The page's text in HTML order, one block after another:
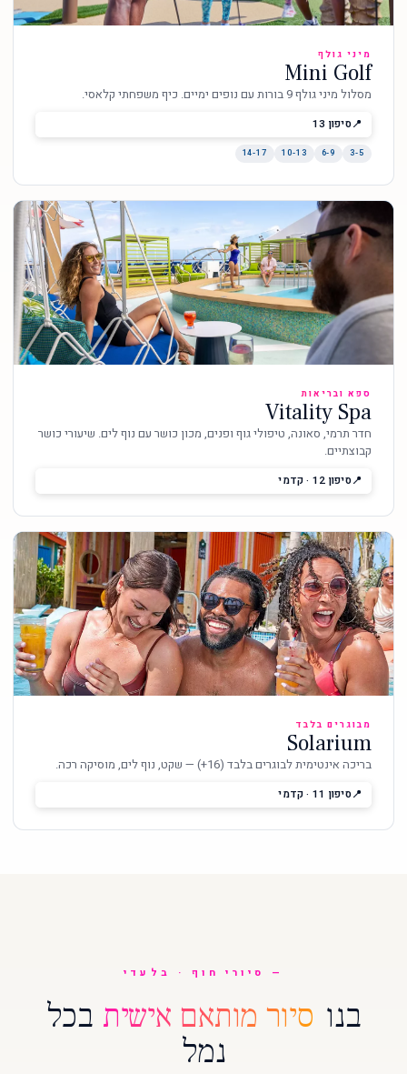
מיני גולף
Mini Golf
מסלול מיני גולף 9 בורות עם נופים ימיים. כיף משפחתי קלאסי.
סיפון 13
3-5
6-9
10-13
14-17
ספא ובריאות
Vitality Spa
חדר תרמי, סאונה, טיפולי גוף ופנים, מכון כושר עם נוף לים. שיעורי כושר
קבוצתיים.
סיפון 12 · קדמי
מבוגרים בלבד
Solarium
בריכה אינטימית לבוגרים בלבד (16+) — שקט, נוף לים, מוסיקה רכה.
סיפון 11 · קדמי
סיורי חוף · בלעדי
בנו סיור מותאם אישית בכל
נמל